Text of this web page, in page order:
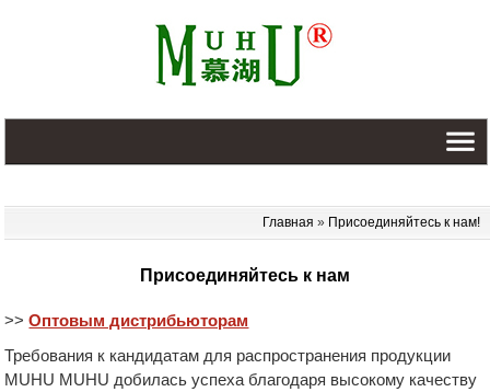
Главная» Присоединяйтесь к нам!
Присоединяйтесь к нам
>>Оптовым дистрибьюторам
Требования к кандидатам для распространения продукции
MUHU MUHU добилась успеха благодаря высокому качеству